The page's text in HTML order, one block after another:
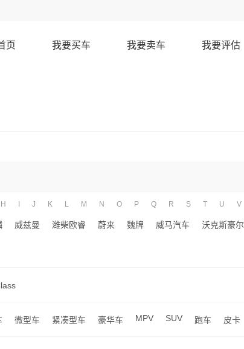
页 我要买车 我要卖车 我要评估
H J K L M N O P Q R S T U V
威兹曼 潍柴欧睿 蔚来 魏牌 威马汽车 沃克斯豪尔
微型车 紧凑型车 豪华车 MPV SUV 跑车 皮卡